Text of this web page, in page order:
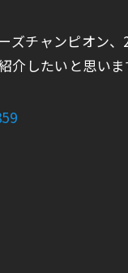
ズチャンピオン
したいと思いま